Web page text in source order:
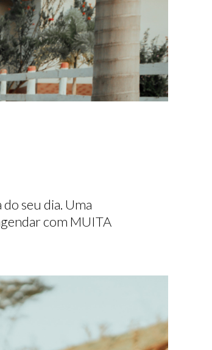
seu dia. Uma
com MUITA